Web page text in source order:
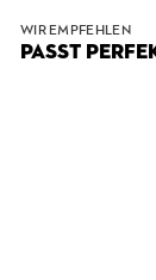
WIR EMPFEHLEN
PASST